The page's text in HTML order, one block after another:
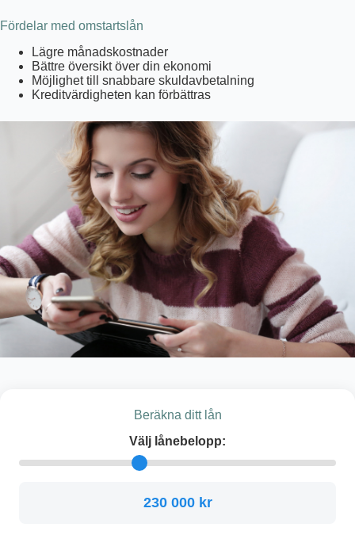
Fördelar med omstartslån
Lägre månadskostnader
Bättre översikt över din ekonomi
Möjlighet till snabbare skuldavbetalning
Kreditvärdigheten kan förbättras
Beräkna ditt lån
Välj lånebelopp:
230 000 kr